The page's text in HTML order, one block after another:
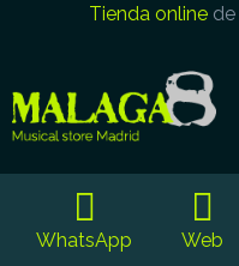
Tienda onlinede
WhatsApp Web